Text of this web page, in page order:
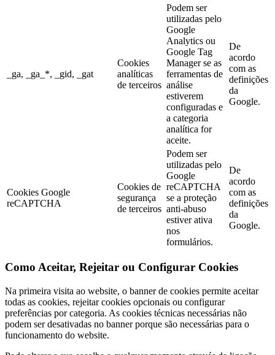
_ga, _ga_*, _gid, _gat
Cookies
analíticas
de terceiros
Podem ser
utilizadas pelo
Google
Analytics ou
Google Tag
Manager se as
ferramentas de
análise
estiverem
configuradas e
a categoria
analítica for
aceite.
De
acordo
com as
definições
da
Google.
Cookies Google
reCAPTCHA
Cookies de
segurança
de terceiros
Podem ser
utilizadas pelo
Google
reCAPTCHA
se a proteção
anti-abuso
estiver ativa
nos
formulários.
De
acordo
com as
definições
da
Google.
Como Aceitar, Rejeitar ou Configurar Cookies
Na primeira visita ao website, o banner de cookies permite aceitar
todas as cookies, rejeitar cookies opcionais ou configurar
preferências por categoria. As cookies técnicas necessárias não
podem ser desativadas no banner porque são necessárias para o
funcionamento do website.